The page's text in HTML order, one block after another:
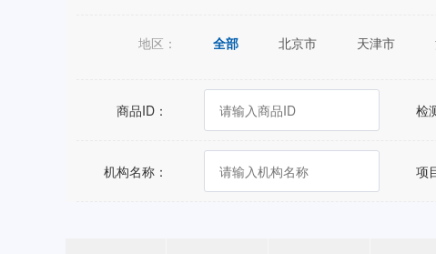
地区： 全部 北京市 天津市
宁夏回族自治区
新疆维吾尔自治区
商品ID： 检
机构名称： 项